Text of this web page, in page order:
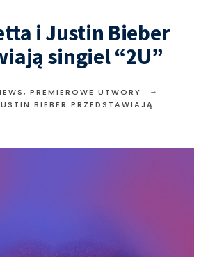
i Justin Bieber
singiel “2U”
, PREMIEROWE UTWORY
BIEBER PRZEDSTAWIAJĄ